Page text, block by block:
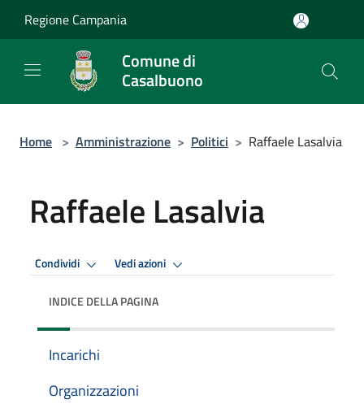
Regione Campania
Comune di
Casalbuono
Home > Amministrazione > Politici > Raffaele Lasalvia
Raffaele Lasalvia
Condividi Vedi azioni
INDICE DELLA PAGINA
Incarichi
Organizzazioni